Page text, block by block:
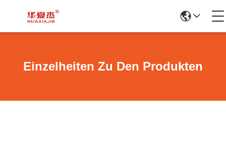
Einzelheiten Zu Den Produkten